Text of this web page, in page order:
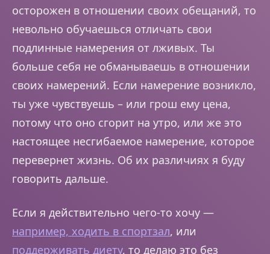
осторожен в отношении своих обещаний, то
невольно обучаешься отличать свои
подлинные намерения от лживых. Ты
больше себя не обманываешь в отношении
своих намерений. Если намерение возникло,
ты уже чувствуешь – или грош ему цена,
потому что оно сгорит на утро, или же это
настоящее несгибаемое намерение, которое
перевернет жизнь. Об их различиях я буду
говорить дальше.
Если я действительно чего-то хочу —
например, ходить в спортзал, или
поддерживать диету, то делаю это без